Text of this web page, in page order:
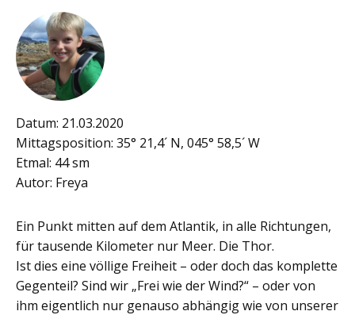
Datum: 21.03.2020
Mittagsposition: 35° 21,4´ N, 045° 58,5´ W
Etmal: 44 sm
Autor: Freya
Ein Punkt mitten auf dem Atlantik, in alle Richtungen,
für tausende Kilometer nur Meer. Die Thor.
Ist dies eine völlige Freiheit – oder doch das komplette
Gegenteil? Sind wir „Frei wie der Wind?“ – oder von
ihm eigentlich nur genauso abhängig wie von unserer